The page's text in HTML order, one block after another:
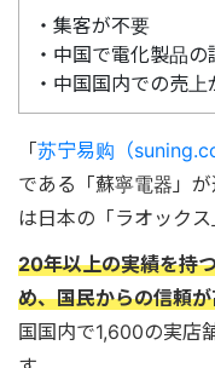
・集客が不要
・中国で電化製品
・中国国内での売上
「苏宁易购（
である「蘇寧電器」
は日本の「ラオックス
20年以上の実績を持
め、国民からの信頼
国国内で1,600の実店